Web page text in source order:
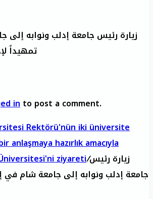
زيارة رئيس جامعة إدلب ونوابه إلى
تمهيداً
into post a comment.
Rektörü'nün iki üniversite
anlaşmaya hazırlık amacıyla
ziyareti/زيارة رئيس
جامعة إدلب ونوابه إلى جامعة شام في